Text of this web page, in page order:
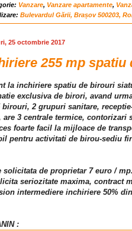
Vanzare, Vanzare apartamente,
Bulevardul Gării, Brașov 500203,
25 octombrie 2017
255 mp
la inchiriere spatiu de birouri
exclusiva de birori, avand
2 grupuri sanitare,
are 3 centrale termice, contorizari
foarte facil la mijloace de
pentru activitati de birou-sediu
solicitata de proprietar 7 euro / mp.
seriozitate maxima, contract
intermediere inchiriere 50%
: